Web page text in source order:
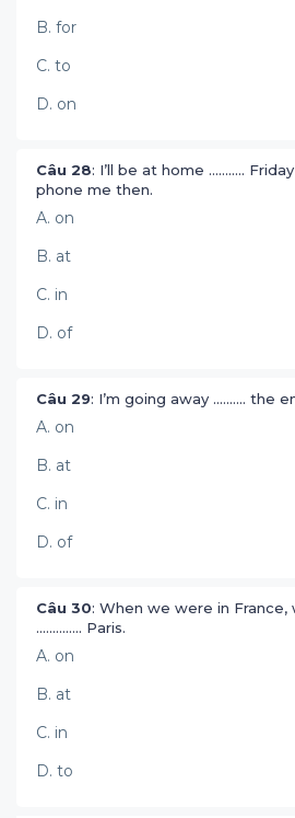
B. for
C. to
D. on
Câu 28: I’ll be at home ...........
phone me then.
A. on
B. at
C. in
D. of
Câu 29: I’m going away .......... the
A. on
B. at
C. in
D. of
Câu 30: When we were in
.............. Paris.
A. on
B. at
C. in
D. to